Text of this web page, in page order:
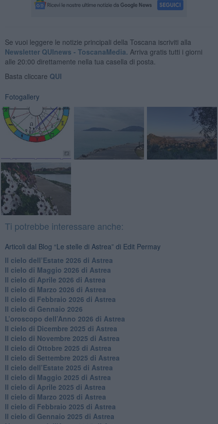
Se vuoi leggere le notizie principali della Toscana iscriviti alla
Newsletter QUInews - ToscanaMedia. Arriva gratis tutti i giorni
alle 20:00 direttamente nella tua casella di posta.
Basta cliccare QUI
Fotogallery
Ti potrebbe interessare anche:
Articoli dal Blog “Le stelle di Astrea” di Edit Permay
​Il cielo dell’Estate 2026 di Astrea
​Il cielo di Maggio 2026 di Astrea
​Il cielo di Aprile 2026 di Astrea
​Il cielo di Marzo 2026 di Astrea
​Il cielo di Febbraio 2026 di Astrea
Il cielo di Gennaio 2026
​L’oroscopo dell’Anno 2026 di Astrea
​Il cielo di Dicembre 2025 di Astrea
​Il cielo di Novembre 2025 di Astrea
​Il cielo di Ottobre 2025 di Astrea
Il cielo di Settembre 2025 di Astrea
Il cielo dell’Estate 2025 di Astrea
​Il cielo di Maggio 2025 di Astrea
​Il cielo di Aprile 2025 di Astrea
Il cielo di Marzo 2025 di Astrea
​Il cielo di Febbraio 2025 di Astrea
Il cielo di Gennaio 2025 di Astrea